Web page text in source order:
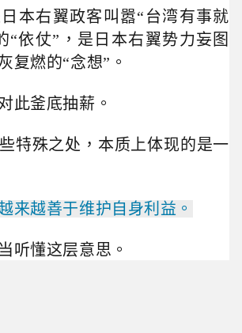
本右翼政客叫嚣“台湾有事就
“依仗”，是日本右翼势力妄图
复燃的“念想”。
此釜底抽薪。
特殊之处，本质上体现的是一
来越善于维护自身利益。
听懂这层意思。